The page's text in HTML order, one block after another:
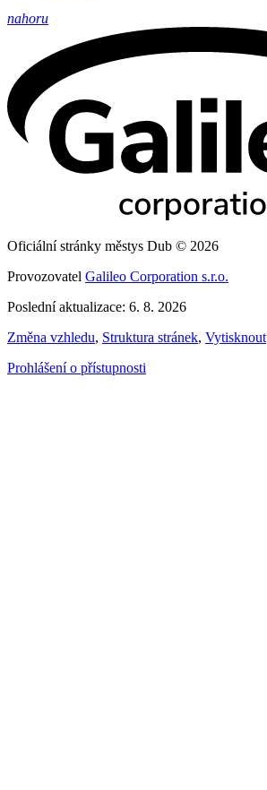
nahoru
Oficiální stránky městys Dub © 2026
Provozovatel Galileo Corporation s.r.o.
Poslední aktualizace: 6. 8. 2026
Změna vzhledu, Struktura stránek, Vytisknout
Prohlášení o přístupnosti